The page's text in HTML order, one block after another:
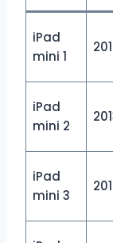
iPad
mini 1
iPad
mini 2
iPad
mini 3